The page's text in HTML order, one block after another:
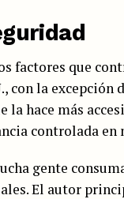
factores que
con la excepción
hace más
controlada en
gente
El autor